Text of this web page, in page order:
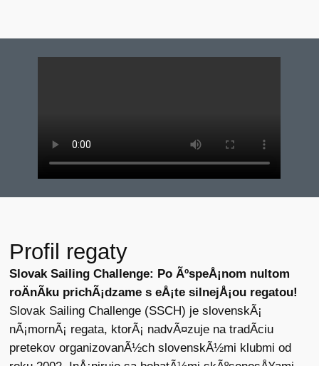
Profil regaty
Slovak Sailing Challenge: Po ÃºspeÅ¡nom nultom
roÄnÃ­ku prichÃ¡dzame s eÅ¡te silnejÅ¡ou regatou!
Slovak Sailing Challenge (SSCH) je slovenskÃ¡
nÃ¡mornÃ¡ regata, ktorÃ¡ nadvÃ¤zuje na tradÃ­ciu
pretekov organizovanÃ½ch slovenskÃ½mi klubmi od